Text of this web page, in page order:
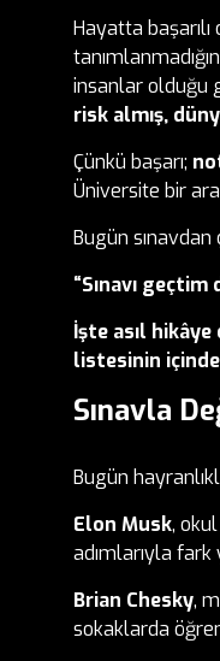
Hayatta başarılı
insanlar olduğu
risk almış,
Çünkü başarı;
Üniversite bir
Bugün
“Sınavı
İşte asıl hikâye
listesinin
Sınavla
Bugün
Elon Musk,
adımlarıyla fark
Brian Chesky,
sokaklarda